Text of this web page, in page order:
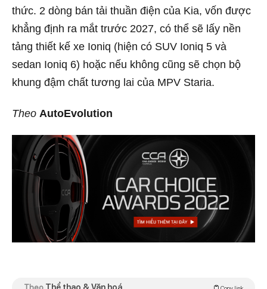
thức. 2 dòng bán tải thuần điện của Kia, vốn được
khẳng định ra mắt trước 2027, có thể sẽ lấy nền
tảng thiết kế xe Ioniq (hiện có SUV Ioniq 5 và
sedan Ioniq 6) hoặc nếu không cũng sẽ chọn bộ
khung đậm chất tương lai của MPV Staria.
Theo AutoEvolution